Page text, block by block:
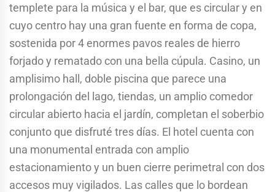
templete para la música y el bar, que es circular y en
cuyo centro hay una gran fuente en forma de copa,
sostenida por 4 enormes pavos reales de hierro
forjado y rematado con una bella cúpula. Casino, un
amplisimo hall, doble piscina que parece una
prolongación del lago, tiendas, un amplio comedor
circular abierto hacia el jardín, completan el soberbio
conjunto que disfruté tres días. El hotel cuenta con
una monumental entrada con amplio
estacionamiento y un buen cierre perimetral con dos
accesos muy vigilados. Las calles que lo bordean